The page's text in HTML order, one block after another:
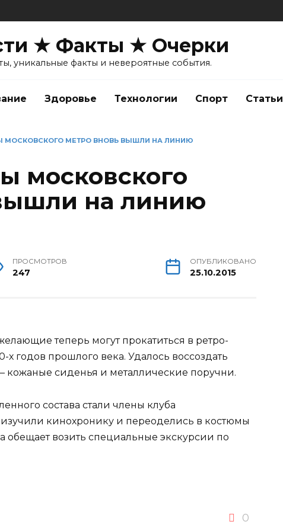
★ Факты ★ Очерки
уникальные факты и невероятные события.
Здоровье Технологии Спорт Статьи
МОСКОВСКОГО МЕТРО ВНОВЬ ВЫШЛИ НА ЛИНИЮ
московского
на линию
ПРОСМОТРОВ
247
ОПУБЛИКОВАНО
25.10.2015
теперь могут прокатиться в ретро-
годов прошлого века. Удалось воссоздать
кожаные сиденья и металлические поручни.
состава стали члены клуба
кинохронику и переоделись в костюмы
обещает возить специальные экскурсии по
0